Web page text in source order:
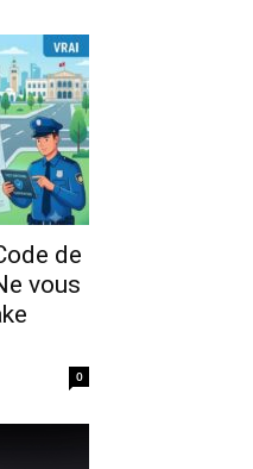
de
vous
0